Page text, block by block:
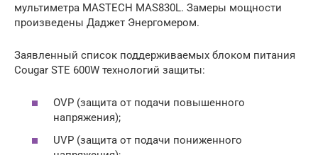
мультиметра MASTECH MAS830L. Замеры мощности
произведены Даджет Энергомером.
Заявленный список поддерживаемых блоком питания
Cougar STE 600W технологий защиты:
OVP (защита от подачи повышенного
напряжения);
UVP (защита от подачи пониженного